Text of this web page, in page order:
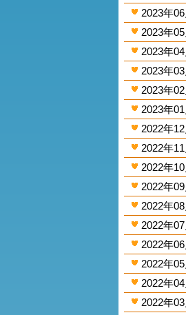
2023年
2023年
2023年
2023年
2023年
2023年
2022年
2022年
2022年
2022年
2022年
2022年
2022年
2022年
2022年
2022年